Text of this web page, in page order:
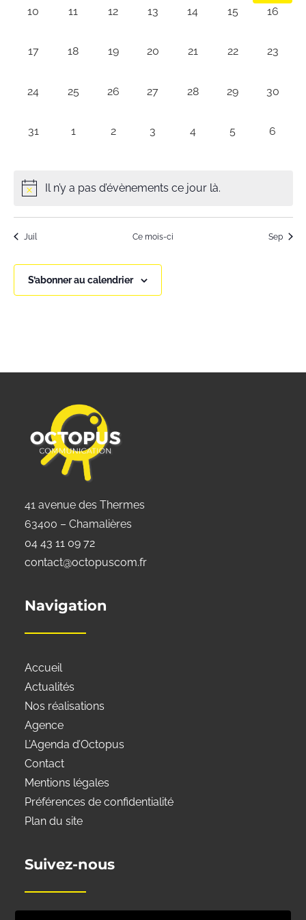
0
10
0
11
0
12
0
13
0
14
0
15
0
16
0
17
0
18
0
19
0
20
0
21
0
22
0
23
0
24
0
25
0
26
0
27
0
28
0
29
0
30
0
31
0
1
0
2
0
3
0
4
0
5
0
6
Il n’y a pas d’évènements ce jour là.
Juil Ce mois-ci Sep
S’abonner au calendrier
41 avenue des Thermes
63400 – Chamalières
04 43 11 09 72
contact@octopuscom.fr
Navigation
Accueil
Actualités
Nos réalisations
Agence
L’Agenda d’Octopus
Contact
Mentions légales
Préférences de confidentialité
Plan du site
Suivez-nous